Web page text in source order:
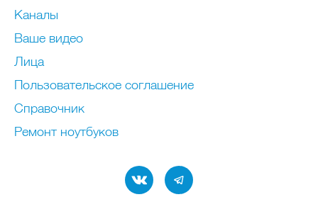
Каналы
Ваше видео
Лица
Пользовательское соглашение
Справочник
Ремонт нoутбуков